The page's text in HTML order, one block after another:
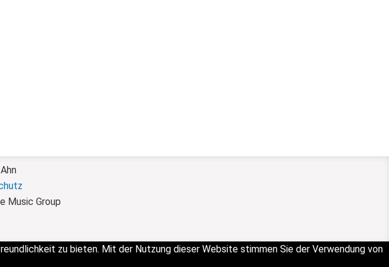
Music Group
zu bieten. Mit der Nutzung dieser Website stimmen Sie der Verwendung von